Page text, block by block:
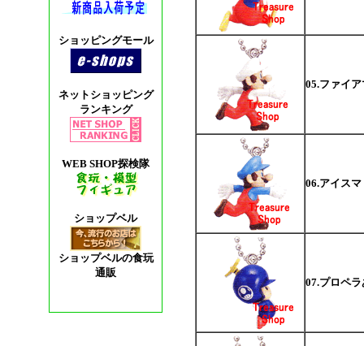
ショッピングモール
ネットショッピング
ランキング
WEB SHOP探検隊
ショップベル
ショップベルの食玩
通販
05.ファイ
06.アイスマ
07.プロペ